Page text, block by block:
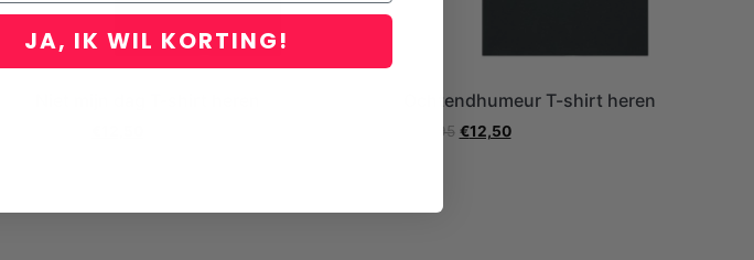
Ochtendhumeur T-shirt heren
24,95 €12,50
JA, IK WIL KORTING!